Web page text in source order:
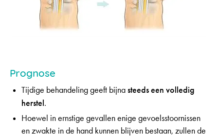
Prognose
Tijdige behandeling geeft bijna steeds een volledig
herstel.
Hoewel in ernstige gevallen enige gevoelsstoornissen
en zwakte in de hand kunnen blijven bestaan, zullen de